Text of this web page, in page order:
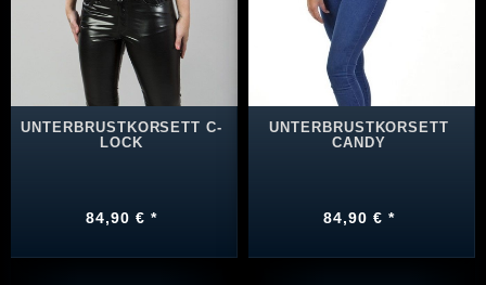
UNTERBRUSTKORSETT C-
LOCK
84,90 € *
UNTERBRUSTKORSETT
CANDY
84,90 € *